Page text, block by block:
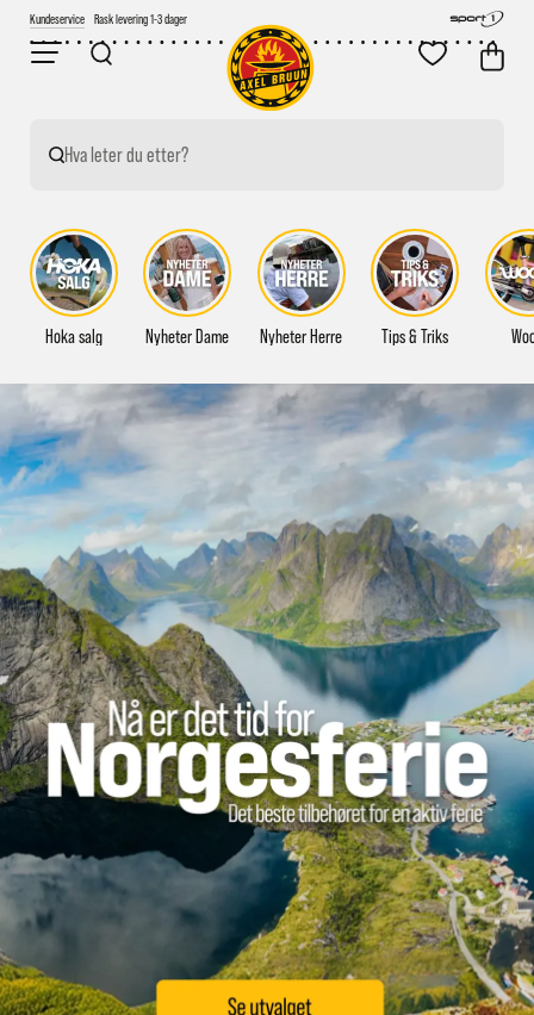
Kundeservice Fri frakt over 2000,-
Hva leter du etter?
Hoka salg Nyheter Dame Nyheter Herre Tips & Triks